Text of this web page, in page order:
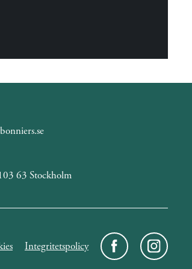
63 Stockholm
Integritetspolicy